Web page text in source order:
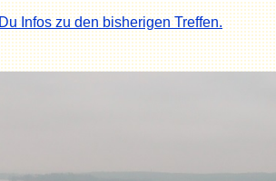
Infos zu den bisherigen Treffen.